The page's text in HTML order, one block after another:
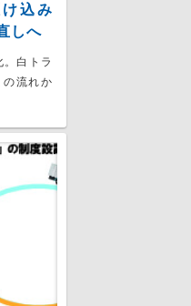
込み
しへ
白トラ
流れか